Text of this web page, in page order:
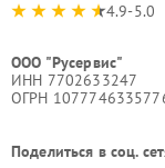
4.9-5.0
ООО "Русервис"
ИНН 7702633247
ОГРН
Поделиться в соц.